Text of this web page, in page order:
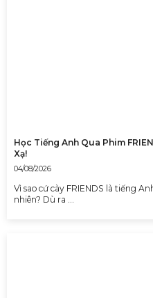
Học Tiếng Anh Qua Phim
Xạ!
04/08/2026
Vì sao cứ cày FRIENDS là tiếng
nhiên? Dù ra …